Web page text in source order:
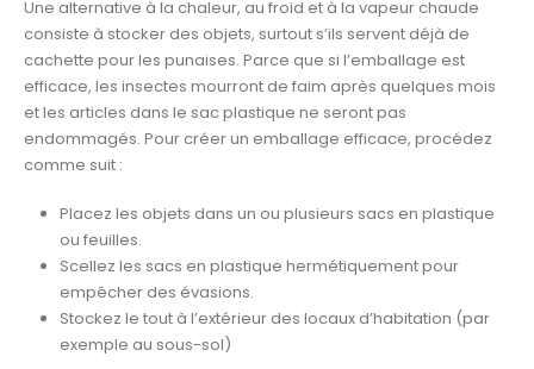
Une alternative à la chaleur, au froid et à la vapeur chaude
consiste à stocker des objets, surtout s’ils servent déjà de
cachette pour les punaises. Parce que si l’emballage est
efficace, les insectes mourront de faim après quelques mois
et les articles dans le sac plastique ne seront pas
endommagés. Pour créer un emballage efficace, procédez
comme suit :
Placez les objets dans un ou plusieurs sacs en plastique
ou feuilles.
Scellez les sacs en plastique hermétiquement pour
empêcher des évasions.
Stockez le tout à l’extérieur des locaux d’habitation (par
exemple au sous-sol)